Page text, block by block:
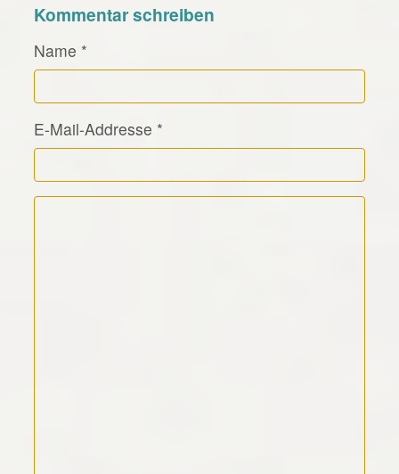
Kommentar schreiben
Name *
E-Mail-Addresse *
Kommentar Text